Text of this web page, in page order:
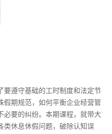
要遵守基础的工时制度和法定节
假期规范，如何平衡企业经营管
必要的纠纷。本期课程，就带大
类休息休假问题，破除认知误